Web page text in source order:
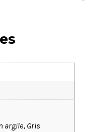
argile, Gris